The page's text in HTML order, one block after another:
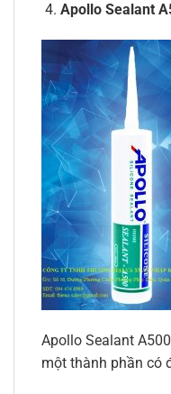
Apollo Sealant
Apollo Sealant
một thành phần có